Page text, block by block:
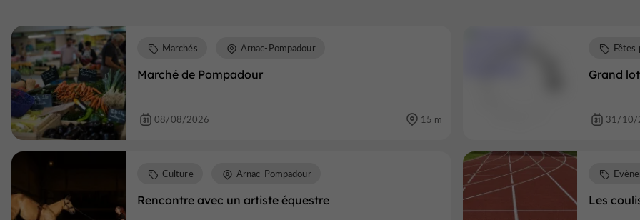
Marché de Pompadour
Marchés Arnac-Pompadour
08/08/2026 15 m
Grand
Fêtes
31/10/
Rencontre avec un artiste équestre
Culture Arnac-Pompadour
Les